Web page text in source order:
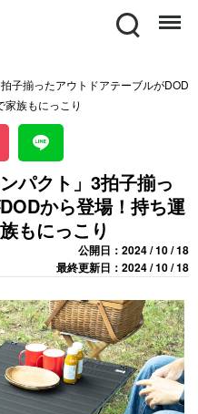
Search Menu
子揃ったアウトドアテーブルがDOD
族もにっこり
パクト」3拍子揃っ
から登場！持ち運
もにっこり
公開日：2024 / 10 / 18
最終更新日：2024 / 10 / 18